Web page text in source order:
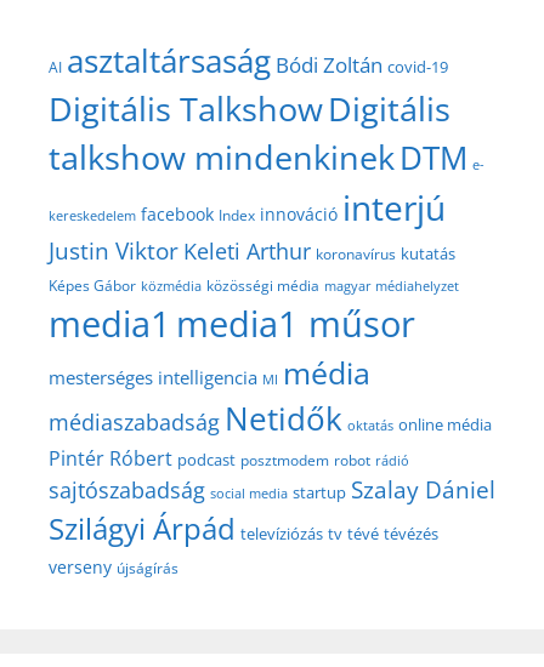
AI asztaltársaság Bódi Zoltán covid-19
Digitális TalkshowDigitális
talkshow mindenkinekDTM e-
kereskedelem facebook Index innováció interjú
Justin Viktor Keleti Arthur koronavírus kutatás
Képes Gábor közmédia közösségi média magyar médiahelyzet
media1 media1 műsor
mesterséges intelligencia MI média
médiaszabadság Netidők oktatás online média
Pintér Róbert podcast posztmodem robot rádió
sajtószabadság social media startup Szalay Dániel
Szilágyi Árpád televíziózás tv tévé tévézés
verseny újságírás